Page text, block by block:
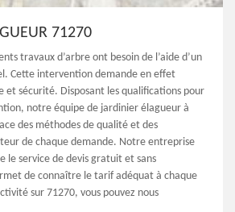
71270
travaux d’arbre ont besoin de l’aide d’un
Cette intervention demande en effet
et sécurité. Disposant les qualifications pour
notre équipe de jardinier élagueur à
des méthodes de qualité et des
de chaque demande. Notre entreprise
le service de devis gratuit et sans
de connaître le tarif adéquat à chaque
sur 71270, vous pouvez nous